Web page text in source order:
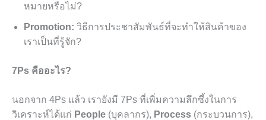
หมายหรือไม่?
Promotion: วิธีการประชาสัมพันธ์ที่จะทำให้สินค้าของ
เราเป็นที่รู้จัก?
7Ps คืออะไร?
นอกจาก 4Ps แล้ว เรายังมี 7Ps ที่เพิ่มความลึกซึ้งในการ
วิเคราะห์ได้แก่ People (บุคลากร), Process (กระบวนการ),